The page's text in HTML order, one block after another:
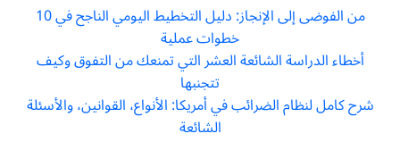
من الفوضى إلى الإنجاز: دليل التخطيط اليومي الناجح في 10
خطوات عملية
أخطاء الدراسة الشائعة العشر التي تمنعك من التفوق وكيف
تتجنبها
شرح كامل لنظام الضرائب في أمريكا: الأنواع، القوانين، والأسئلة
الشائعة